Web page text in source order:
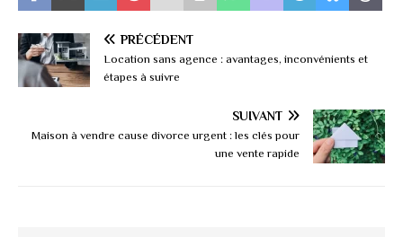
PRÉCÉDENT
Location sans agence : avantages, inconvénients et
étapes à suivre
SUIVANT
Maison à vendre cause divorce urgent : les clés pour
une vente rapide